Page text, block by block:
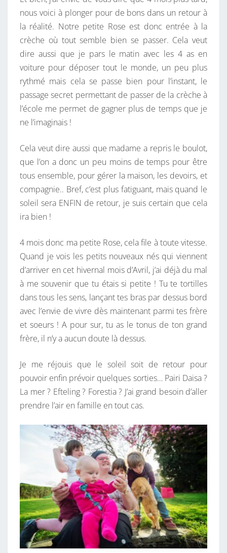
T
A
R
D
…
nous voici à plonger pour de bons dans un retour à
la réalité. Notre petite Rose est donc entrée à la
crèche où tout semble bien se passer. Cela veut
dire aussi que je pars le matin avec les 4 as en
voiture pour déposer tout le monde, un peu plus
rythmé mais cela se passe bien pour l’instant, le
passage secret permettant de passer de la crèche à
l’école me permet de gagner plus de temps que je
ne l’imaginais !
Cela veut dire aussi que madame a repris le boulot,
que l’on a donc un peu moins de temps pour être
tous ensemble, pour gérer la maison, les devoirs, et
compagnie.. Bref, c’est plus fatiguant, mais quand le
soleil sera ENFIN de retour, je suis certain que cela
ira bien !
4 mois donc ma petite Rose, cela file à toute vitesse.
Quand je vois les petits nouveaux nés qui viennent
d’arriver en cet hivernal mois d’Avril, j’ai déjà du mal
à me souvenir que tu étais si petite ! Tu te tortilles
dans tous les sens, lançant tes bras par dessus bord
avec l’envie de vivre dès maintenant parmi tes frère
et soeurs ! A pour sur, tu as le tonus de ton grand
frère, il n’y a aucun doute là dessus.
Je me réjouis que le soleil soit de retour pour
pouvoir enfin prévoir quelques sorties… Pairi Daisa ?
La mer ? Efteling ? Forestia ? J’ai grand besoin d’aller
prendre l’air en famille en tout cas.